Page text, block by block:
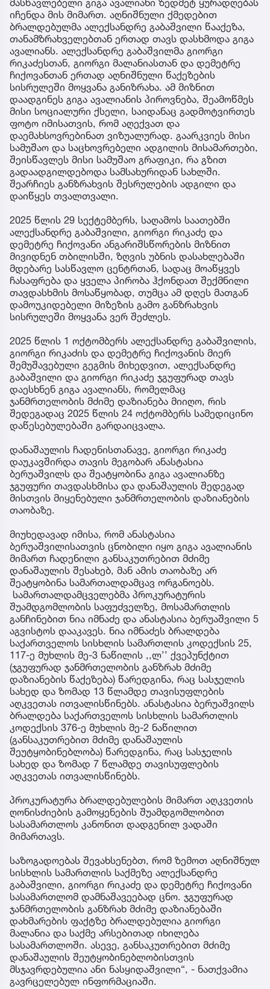
იჩენდა მის მიმართ. აღნიშნული ქმედებით
ბრალდებულმა ალექსანდრე გაბაშვილი წააქეზა,
თანამზრახველებთან ერთად თავს დასხმოდა გიგა
ავალიანს. ალექსანდრე გაბაშვილმა გიორგი
რიკაძესთან, გიორგი მალანიასთან და დემეტრე
ჩიქოვანთან ერთად აღნიშნული წაქეზების
სისრულეში მოყვანა განიზრახა. ამ მიზნით
დაადგინეს გიგა ავალიანის პიროვნება, შეამოწმეს
მისი სოციალური ქსელი, საიდანაც გადმოტვირთეს
ფოტო იმისათვის, რომ აღექვათ და
დაემახსოვრებინათ ვიზუალურად. გაარკვიეს მისი
სამუშაო და საცხოვრებელი ადგილის მისამართები,
შეისწავლეს მისი სამუშაო გრაფიკი, რა გზით
გადაადგილდებოდა სამსახურიდან სახლში.
შეარჩიეს განზრახვის შესრულების ადგილი და
დაიწყეს თვალთვალი.
2025 წლის 29 სექტემბერს, საღამოს საათებში
ალექსანდრე გაბაშვილი, გიორგი რიკაძე და
დემეტრე ჩიქოვანი ანგარიშსწორების მიზნით
მივიდნენ თბილისში, ზღვის უბნის დასახლებაში
მდებარე სასწავლო ცენტრთან, სადაც მოაწყვეს
ჩასაფრება და ყველა პირობა ჰქონდათ შექმნილი
თავდასხმის მოსაწყობად, თუმცა ამ დღეს მათგან
დამოუკიდებელი მიზეზის გამო განზრახვის
სისრულეში მოყვანა ვერ შეძლეს.
2025 წლის 1 ოქტომბერს ალექსანდრე გაბაშვილის,
გიორგი რიკაძის და დემეტრე ჩიქოვანის მიერ
შემუშავებული გეგმის მიხედვით, ალექსანდრე
გაბაშვილი და გიორგი რიკაძე ჯგუფურად თავს
დაესხნენ გიგა ავალიანს, რომელმაც
ჯანმრთელობის მძიმე დაზიანება მიიღო, რის
შედეგადაც 2025 წლის 24 ოქტომბერს სამედიცინო
დაწესებულებაში გარდაიცვალა.
დანაშაულის ჩადენისთანავე, გიორგი რიკაძე
დაუკავშირდა თავის მეგობარ ანასტასია
ბერუაშვილს და შეატყობინა გიგა ავალიანზე
ჯგუფური თავდასხმისა და დანაშაულის შედეგად
მისთვის მიყენებული ჯანმრთელობის დაზიანების
თაობაზე.
მიუხედავად იმისა, რომ ანასტასია
ბერუაშვილისათვის ცნობილი იყო გიგა ავალიანის
მიმართ ჩადენილი განსაკუთრებით მძიმე
დანაშაულის შესახებ, მან ამის თაობაზე არ
შეატყობინა სამართალდამცავ ორგანოებს.
სამართალდამცველებმა პროკურატურის
შუამდგომლობის საფუძველზე, მოსამართლის
განჩინებით ნია იმნაძე და ანასტასია ბერუაშვილი 5
აგვისტოს დააკავეს. ნია იმნაძეს ბრალდება
საქართველოს სისხლის სამართლის კოდექსის 25,
117-ე მუხლის მე-3 ნაწილის ,,ლ’’ ქვეპუნქტით
(ჯგუფურად ჯანმრთელობის განზრახ მძიმე
დაზიანების წაქეზება) წარედგინა, რაც სასჯელის
სახედ და ზომად 13 წლამდე თავისუფლების
აღკვეთას ითვალისწინებს. ანასტასია ბერუაშვილს
ბრალდება საქართველოს სისხლის სამართლის
კოდექსის 376-ე მუხლის მე-2 ნაწილით
(განსაკუთრებით მძიმე დანაშაულის
შეუტყობინებლობა) წარედგინა, რაც სასჯელის
სახედ და ზომად 7 წლამდე თავისუფლების
აღკვეთას ითვალისწინებს.
პროკურატურა ბრალდებულების მიმართ აღკვეთის
ღონისძიების გამოყენების შუამდგომლობით
სასამართლოს კანონით დადგენილ ვადაში
მიმართავს.
საზოგადოებას შევახსენებთ, რომ ზემოთ აღნიშნულ
სისხლის სამართლის საქმეზე ალექსანდრე
გაბაშვილი, გიორგი რიკაძე და დემეტრე ჩიქოვანი
სასამართლომ დამნაშავეებად ცნო. ჯგუფურად
ჯანმრთელობის განზრახ მძიმე დაზიანებაში
დახმარების ფაქტზე ბრალდებულია გიორგი
მალანია და საქმე არსებითად იხილება
სასამართლოში. ასევე, განსაკუთრებით მძიმე
დანაშაულის შეუტყობინებლობისთვის
მსჯავრდებულია ანი ნასყიდაშვილი“, - ნათქვამია
გავრცელებულ ინფორმაციაში.